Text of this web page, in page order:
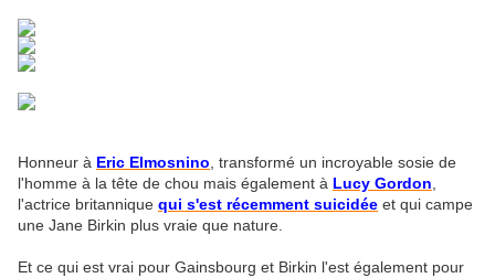
Honneur à Eric Elmosnino , transformé un incroyable sosie de
l'homme à la tête de chou mais également à Lucy Gordon
l'actrice britannique qui s'est récemment suicidée et qui campe
une Jane Birkin plus vraie que nature.
Et ce qui est vrai pour Gainsbourg et Birkin l'est également pour